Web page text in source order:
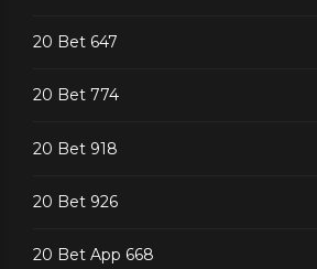
20 Bet 647
20 Bet 774
20 Bet 918
20 Bet 926
20 Bet App 668